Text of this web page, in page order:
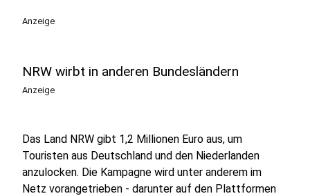
Anzeige
NRW wirbt in anderen Bundesländern
Anzeige
Das Land NRW gibt 1,2 Millionen Euro aus, um
Touristen aus Deutschland und den Niederlanden
anzulocken. Die Kampagne wird unter anderem im
Netz vorangetrieben - darunter auf den Plattformen